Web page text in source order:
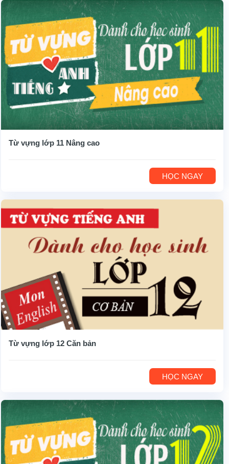
Từ vựng lớp 11 Nâng cao
HỌC NGAY
Từ vựng lớp 12 Căn bản
HỌC NGAY